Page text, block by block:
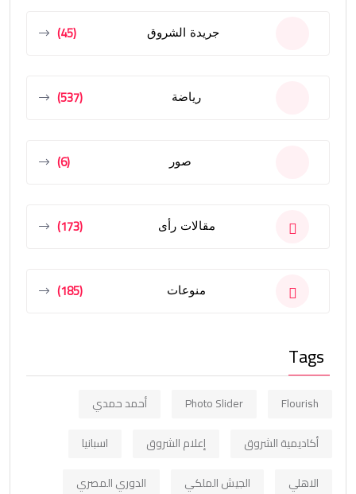
جريدة الشروق (45)
رياضة (537)
صور (6)
مقالات رأى (173)
منوعات (185)
Tags
Flourish
Photo Slider
أحمد حمدي
أكاديمية الشروق
إعلام الشروق
اسبانيا
الاهلي
الجيش الملكي
الدوري المصري